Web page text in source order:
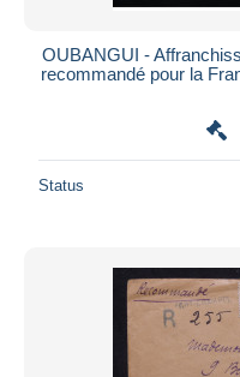
OUBANGUI -
recommandé pour la
Status